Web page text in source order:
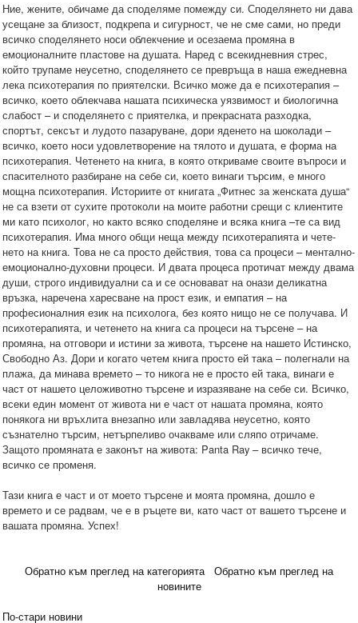
Ние, жените, обичаме да споделяме помежду си. Споделянето ни дава
усещане за близост, подкрепа и сигурност, че не сме сами, но преди
всичко споделянето носи облекчение и осезаема промяна в
емоционалните пластове на душата. Наред с всекидневния стрес,
който трупаме неусетно, споделянето се превръща в наша ежедневна
лека психотерапия по приятелски. Всичко може да е психотерапия –
всичко, което облекчава нашата психическа уязвимост и биологична
слабост – и споделянето с приятелка, и прекрасната разходка,
спортът, сексът и лудото пазаруване, дори яденето на шоколади –
всичко, което носи удовлетворение на тялото и душата, е форма на
психотерапия. Четенето на книга, в която откриваме своите въпроси и
спасителното разбиране на себе си, което винаги търсим, е много
мощна психотерапия. Историите от книгата „Фитнес за женската душа“
не са взети от сухите протоколи на моите работни срещи с клиентите
ми като психолог, но както всяко споделяне и всяка книга –те са вид
психотерапия. Има много общи неща между психотерапията и чете-
нето на книга. Това не са просто действия, това са процеси – ментално-
емоционално-духовни процеси. И двата процеса протичат между двама
души, строго индивидуални са и се основават на онази деликатна
връзка, наречена харесване на прост език, и емпатия – на
професионалния език на психолога, без която нищо не се получава. И
психотерапията, и четенето на книга са процеси на търсене – на
промяна, на отговори и истини за живота, търсене на нашето Истинско,
Свободно Аз. Дори и когато четем книга просто ей така – полегнали на
плажа, да минава времето – то никога не е просто ей така, винаги е
част от нашето целоживотно търсене и изразяване на себе си. Всичко,
всеки един момент от живота ни е част от нашата промяна, която
понякога ни връхлита внезапно или завладява неусетно, която
съзнателно търсим, нетърпеливо очакваме или сляпо отричаме.
Защото промяната е законът на живота: Panta Ray – всичко тече,
всичко се променя.
Тази книга е част и от моето търсене и моята промяна, дошло е
времето и се радвам, че е в ръцете ви, като част от вашето търсене и
вашата промяна. Успех!
Обратно към преглед на категорията
Обратно към преглед на
новините
По-стари новини